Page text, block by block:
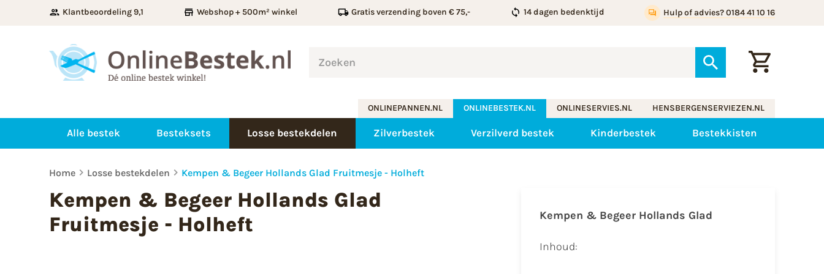
Klantbeoordeling 9,1 Webshop + 500m² winkel Gratis verzending boven € 75,- 14 dagen bedenktijd Hulp of advies? 0184 41 10 16
ONLINEPANNEN.NL ONLINEBESTEK.NL ONLINESERVIES.NL HENSBERGENSERVIEZEN.NL
Alle bestek Besteksets Losse bestekdelen Zilverbestek Verzilverd bestek Kinderbestek Bestekkisten
Home Losse bestekdelen Kempen & Begeer Hollands Glad Fruitmesje - Holheft
Kempen & Begeer Hollands Glad
Fruitmesje - Holheft
Kempen & Begeer Hollands Glad
Inhoud: